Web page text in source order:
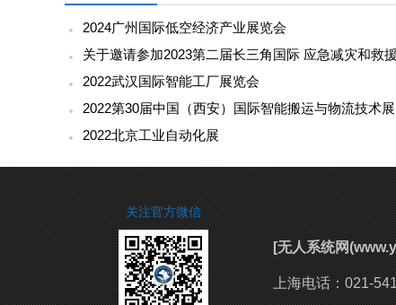
2024广州国际低空经济产业展览会
2022武汉国际智能工厂展览会
2022北京工业自动化展
[无人系统网
上海电话：021-
关注官方微信